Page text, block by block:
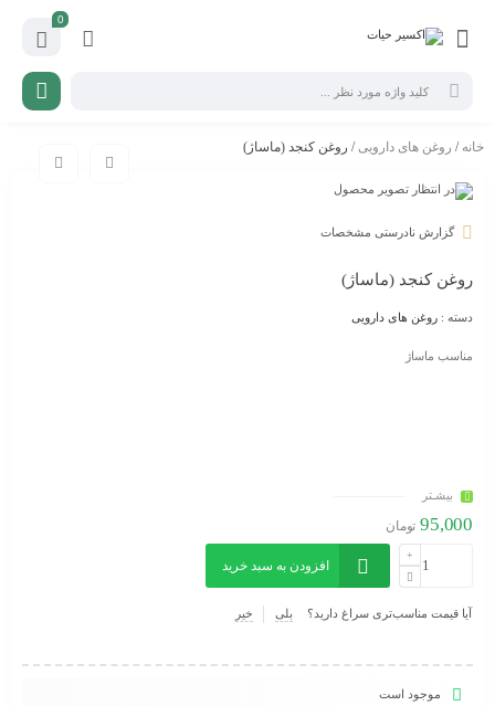
0
خانه / روغن های دارویی / روغن کنجد (ماساژ)
گزارش نادرستی مشخصات
روغن کنجد (ماساژ)
دسته : روغن های دارویی
مناسب ماساژ
بیشـتر
95,000 تومان
افزودن به سبد خرید
آیا قیمت مناسب‌تری سراغ دارید؟ بلی خیر
موجود است